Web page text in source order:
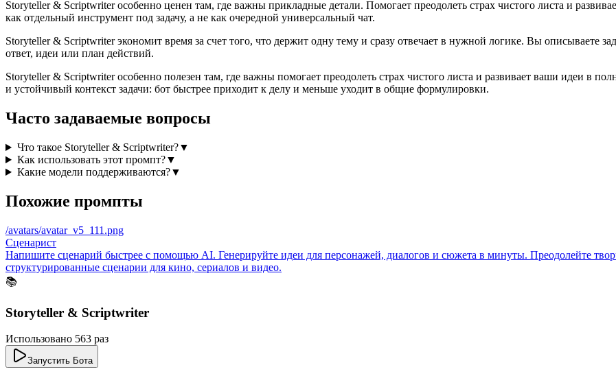
Storyteller & Scriptwriter особенно ценен там, где важны прикладные детали. Помогает преодолеть страх чистого листа и
как отдельный инструмент под задачу, а не как очередной универсальный чат.
Storyteller & Scriptwriter экономит время за счет того, что держит одну тему и сразу отвечает в нужной логике. Вы описываете
ответ, идеи или план действий.
Storyteller & Scriptwriter особенно полезен там, где важны помогает преодолеть страх чистого листа и развивает ваши идеи в
и устойчивый контекст задачи: бот быстрее приходит к делу и меньше уходит в общие формулировки.
Часто задаваемые вопросы
Что такое Storyteller & Scriptwriter?▼
Как использовать этот промпт?▼
Какие модели поддерживаются?▼
Похожие промпты
/avatars/avatar_v5_111.png
Сценарист
Напишите сценарий быстрее с помощью AI. Генерируйте идеи для персонажей, диалогов и сюжета в минуты. Преодолейте
структурированные сценарии для кино, сериалов и видео.
📚
Storyteller & Scriptwriter
Использовано 563 раз
Запустить Бота